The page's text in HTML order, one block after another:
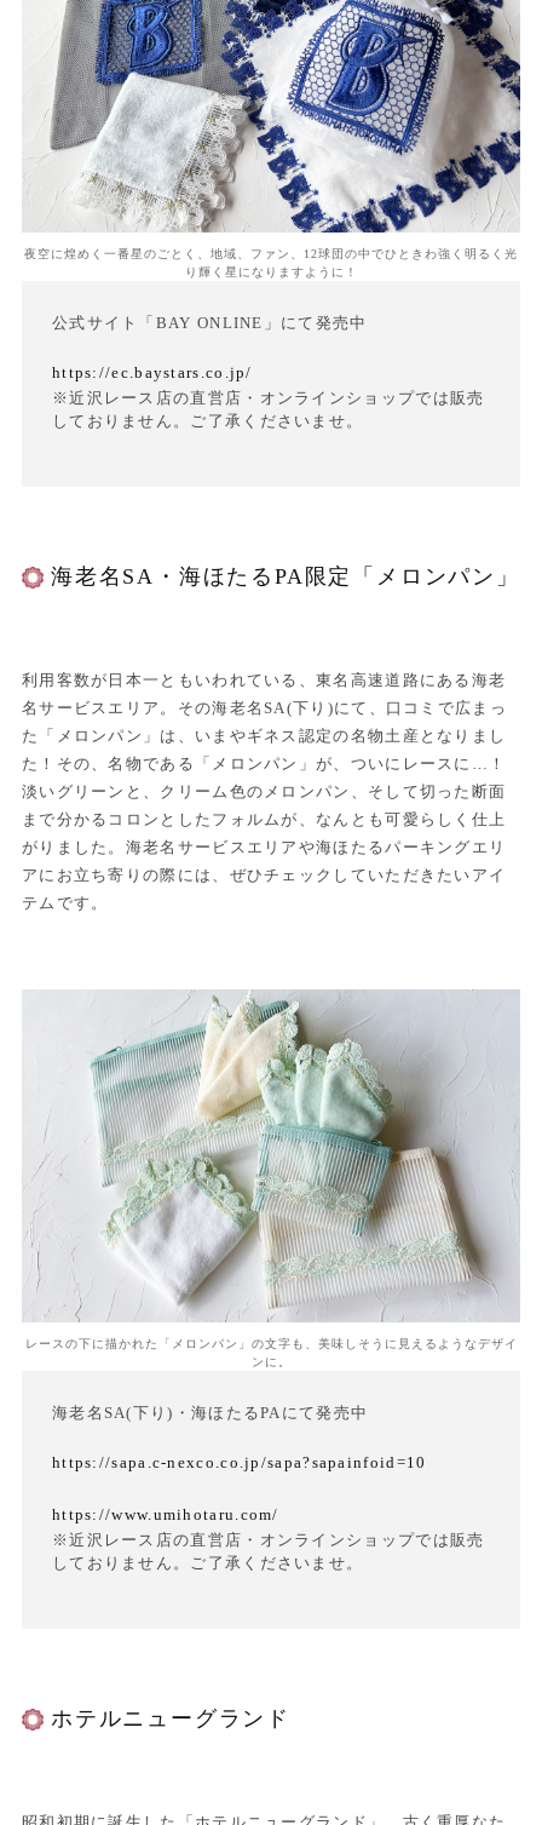
夜空に煌めく一番星のごとく、地域、ファン、12球団の中でひときわ強く明るく光
り輝く星になりますように！
公式サイト「BAY ONLINE」にて発売中
https://ec.baystars.co.jp/
※近沢レース店の直営店・オンラインショップでは販売
しておりません。ご了承くださいませ。
海老名SA・海ほたるPA限定「メロンパン」
利用客数が日本一ともいわれている、東名高速道路にある海老
名サービスエリア。その海老名SA(下り)にて、口コミで広まっ
た「メロンパン」は、いまやギネス認定の名物土産となりまし
た！その、名物である「メロンパン」が、ついにレースに…！
淡いグリーンと、クリーム色のメロンパン、そして切った断面
まで分かるコロンとしたフォルムが、なんとも可愛らしく仕上
がりました。海老名サービスエリアや海ほたるパーキングエリ
アにお立ち寄りの際には、ぜひチェックしていただきたいアイ
テムです。
レースの下に描かれた「メロンパン」の文字も、美味しそうに見えるようなデザイ
ンに。
海老名SA(下り)・海ほたるPAにて発売中
https://sapa.c-nexco.co.jp/sapa?sapainfoid=10
https://www.umihotaru.com/
※近沢レース店の直営店・オンラインショップでは販売
しておりません。ご了承くださいませ。
ホテルニューグランド